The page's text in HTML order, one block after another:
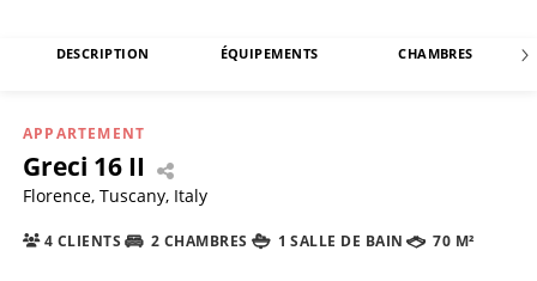
DESCRIPTION ÉQUIPEMENTS CHAMBRES
APPARTEMENT
Greci 16 II
Florence, Tuscany, Italy
4 CLIENTS 2 CHAMBRES 1 SALLE DE BAIN 70 M²